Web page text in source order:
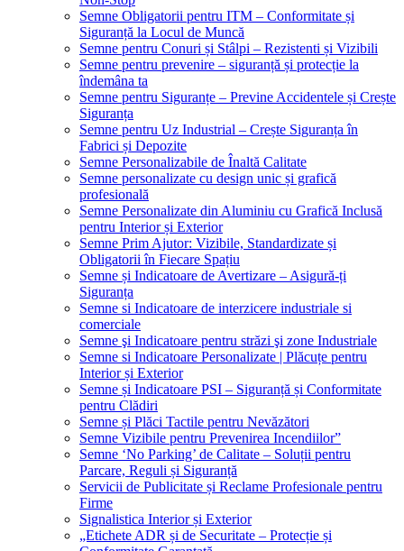
Semne Obligatorii pentru ITM – Conformitate și
Siguranță la Locul de Muncă
Semne pentru Conuri și Stâlpi – Rezistenti și Vizibili
Semne pentru prevenire – siguranță și protecție la
îndemâna ta
Semne pentru Siguranțe – Previne Accidentele și Crește
Siguranța
Semne pentru Uz Industrial – Crește Siguranța în
Fabrici și Depozite
Semne Personalizabile de Înaltă Calitate
Semne personalizate cu design unic și grafică
profesională
Semne Personalizate din Aluminiu cu Grafică Inclusă
pentru Interior și Exterior
Semne Prim Ajutor: Vizibile, Standardizate și
Obligatorii în Fiecare Spațiu
Semne și Indicatoare de Avertizare – Asigură-ți
Siguranța
Semne si Indicatoare de interzicere industriale si
comerciale
Semne şi Indicatoare pentru străzi şi zone Industriale
Semne si Indicatoare Personalizate | Plăcuțe pentru
Interior și Exterior
Semne și Indicatoare PSI – Siguranță și Conformitate
pentru Clădiri
Semne și Plăci Tactile pentru Nevăzători
Semne Vizibile pentru Prevenirea Incendiilor”
Semne ‘No Parking’ de Calitate – Soluții pentru
Parcare, Reguli și Siguranță
Servicii de Publicitate și Reclame Profesionale pentru
Firme
Signalistica Interior și Exterior
„Etichete ADR și de Securitate – Protecție și